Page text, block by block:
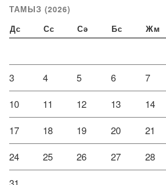
ТАМЫЗ (2026)
Дс Сс Сә Бс Жм
3 4 5 6 7
10 11 12 13 14
17 18 19 20 21
24 25 26 27 28